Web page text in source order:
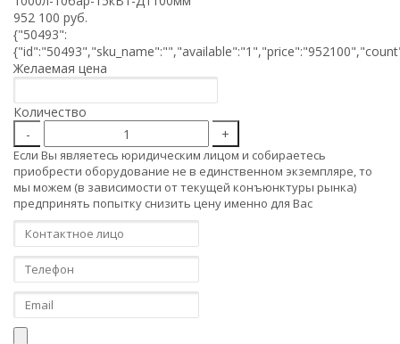
Водонагреватель для гостиницы
Расчет пластинчатого теплообменника
Схема подключения бойлера (водонагревателя)
с системе ГВС
952 100 руб.
{"50493":
Желаемая цена
Количество
Если Вы являетесь юридическим лицом и собираетесь
приобрести оборудование не в единственном экземпляре, то
мы можем (в зависимости от текущей конъюнктуры рынка)
предпринять попытку снизить цену именно для Вас